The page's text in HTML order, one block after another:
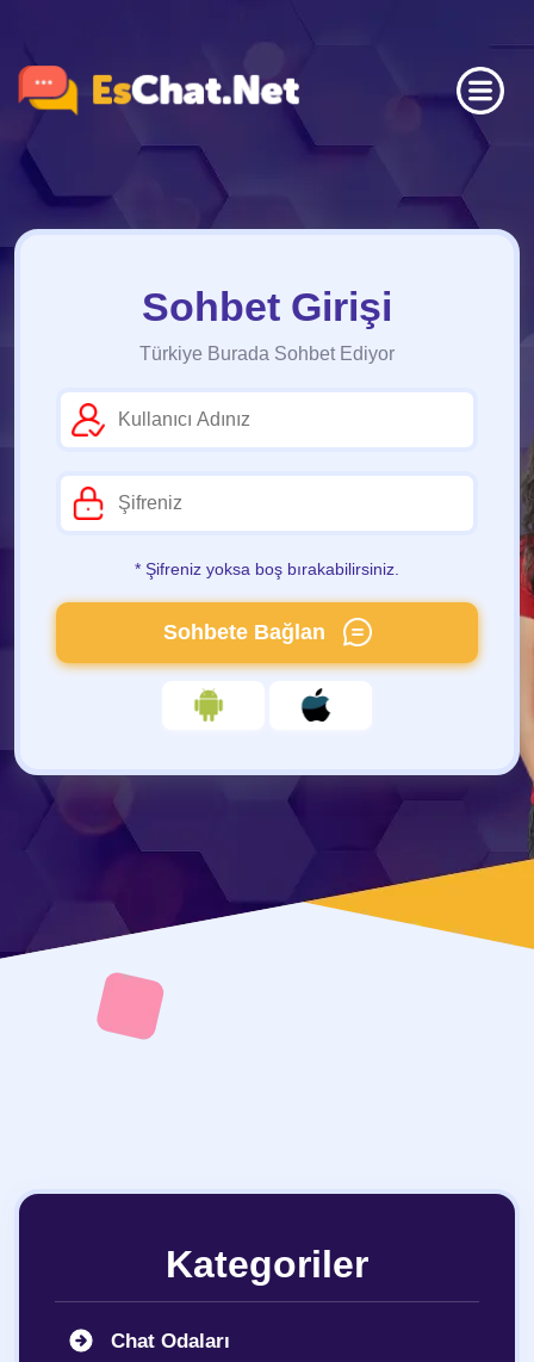
Sohbet Girişi
Türkiye Burada Sohbet Ediyor
* Şifreniz yoksa boş bırakabilirsiniz.
Sohbete Bağlan
Kategoriler
Chat Odaları